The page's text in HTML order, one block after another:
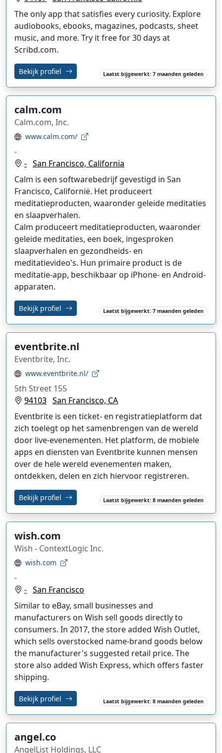
The only app that satisfies every curiosity. Explore
audiobooks, ebooks, magazines, podcasts, sheet
music, and more. Try it free for 30 days at
Scribd.com.
Bekijk profiel Laatst bijgewerkt: 7 maanden geleden
calm.com
Calm.com, Inc.
www.calm.com/
-
- San Francisco, California
Calm is een softwarebedrijf gevestigd in San
Francisco, Californië. Het produceert
meditatieproducten, waaronder geleide meditaties
en slaapverhalen.
Calm produceert meditatieproducten, waaronder
geleide meditaties, een boek, ingesproken
slaapverhalen en gezondheids- en
meditatievideo's. Hun primaire product is de
meditatie-app, beschikbaar op iPhone- en Android-
apparaten.
Bekijk profiel Laatst bijgewerkt: 7 maanden geleden
eventbrite.nl
Eventbrite, Inc.
www.eventbrite.nl/
5th Street 155
94103 San Francisco, CA
Eventbrite is een ticket- en registratieplatform dat
zich toelegt op het samenbrengen van de wereld
door live-evenementen. Het platform, de mobiele
apps en diensten van Eventbrite kunnen mensen
over de hele wereld evenementen maken,
ontdekken, delen en zich hiervoor registreren.
Bekijk profiel Laatst bijgewerkt: 8 maanden geleden
wish.com
Wish - ContextLogic Inc.
wish.com
-
- San Francisco
Similar to eBay, small businesses and
manufacturers on Wish sell goods directly to
consumers. In 2017, the store added Wish Outlet,
which sells overstocked name-brand goods below
the manufacturer's suggested retail price. The
store also added Wish Express, which offers faster
shipping.
Bekijk profiel Laatst bijgewerkt: 8 maanden geleden
angel.co
AngelList Holdings, LLC